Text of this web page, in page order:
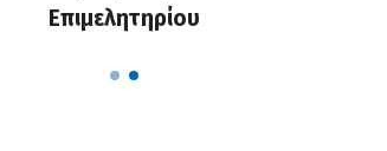
Επιμελητηρίου